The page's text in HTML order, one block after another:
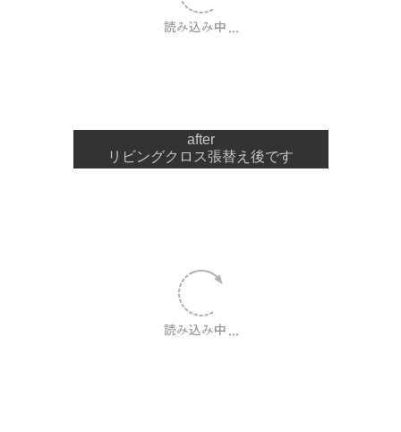
after
リビングクロス張替え後です